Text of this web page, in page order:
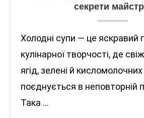
секрети
Холодні супи — це яскравий
кулінарної творчості, де
ягід, зелені й
поєднується в неповторній
Така …